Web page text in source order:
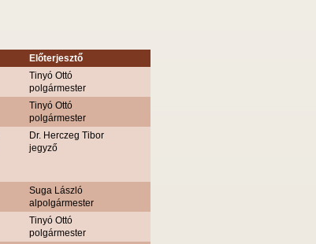
Előterjesztő
Tinyó Ottó
polgármester
Tinyó Ottó
polgármester
Dr. Herczeg Tibor
jegyző
Suga László
alpolgármester
Tinyó Ottó
polgármester